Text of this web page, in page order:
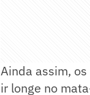
Ainda assim,
ir longe no